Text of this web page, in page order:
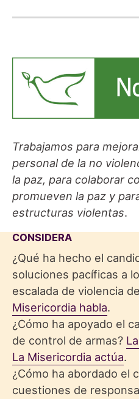
Trabajamos para
personal de la no
la paz, para colaborar
promueven la paz y
estructuras violentas.
CONSIDERA
¿Qué ha hecho el
soluciones pacíficas a
escalada de violencia
Misericordia habla.
¿Cómo ha apoyado el
de control de armas?
La Misericordia actúa.
¿Cómo ha abordado el
cuestiones de